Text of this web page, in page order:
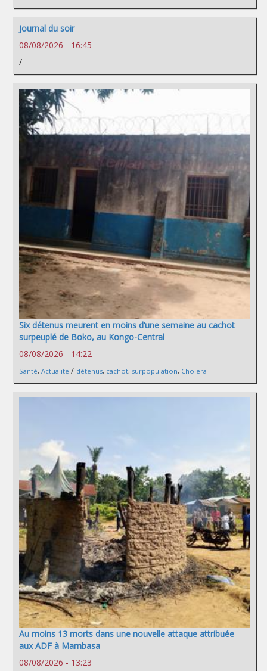
Journal du soir
08/08/2026 - 16:45
/
Six détenus meurent en moins d’une semaine au cachot
surpeuplé de Boko, au Kongo-Central
08/08/2026 - 14:22
Santé, Actualité / détenus, cachot, surpopulation, Cholera
Au moins 13 morts dans une nouvelle attaque attribuée
aux ADF à Mambasa
08/08/2026 - 13:23